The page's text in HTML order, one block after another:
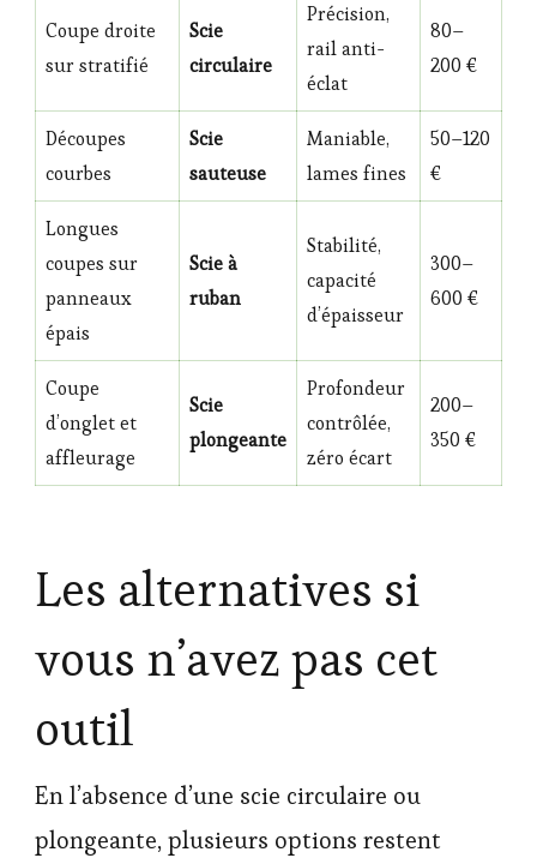
Coupe droite
sur stratifié
Scie
circulaire
Précision,
rail anti-
éclat
80–
200 €
Découpes
courbes
Scie
sauteuse
Maniable,
lames fines
50–120
€
Longues
coupes sur
panneaux
épais
Scie à
ruban
Stabilité,
capacité
d’épaisseur
300–
600 €
Coupe
d’onglet et
affleurage
Scie
plongeante
Profondeur
contrôlée,
zéro écart
200–
350 €
Les alternatives si
vous n’avez pas cet
outil
En l’absence d’une scie circulaire ou
plongeante, plusieurs options restent